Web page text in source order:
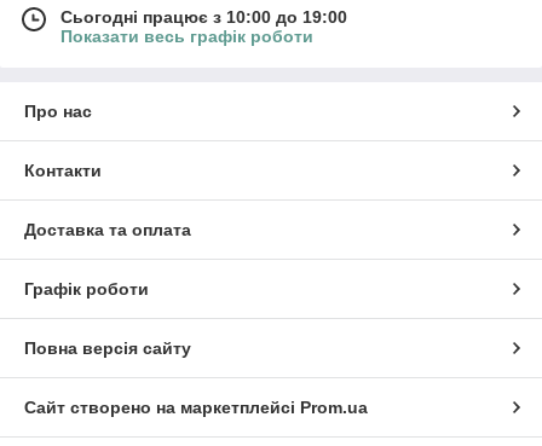
Сьогодні працює з 10:00 до 19:00
Показати весь графік роботи
Про нас
Контакти
Доставка та оплата
Графік роботи
Повна версія сайту
Сайт створено на маркетплейсі Prom.ua